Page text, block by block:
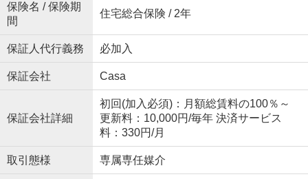
保険名 / 保険期
間
住宅総合保険 / 2年
保証人代行義務 必加入
保証会社 Casa
保証会社詳細
初回(加入必須)：月額総賃料の100％～
更新料：10,000円/毎年 決済サービス
料：330円/月
取引態様 専属専任媒介